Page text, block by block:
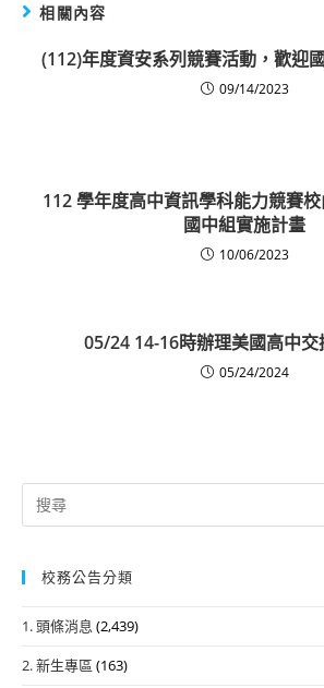
相關內容
(112)年度資安系列競賽活動，歡迎
09/14/2023
112 學年度高中資訊學科能力競賽
國中組實施計畫
10/06/2023
05/24 14-16時辦理美國高中交
05/24/2024
Search
for:
校務公告分類
1. 頭條消息 (2,439)
2. 新生專區 (163)